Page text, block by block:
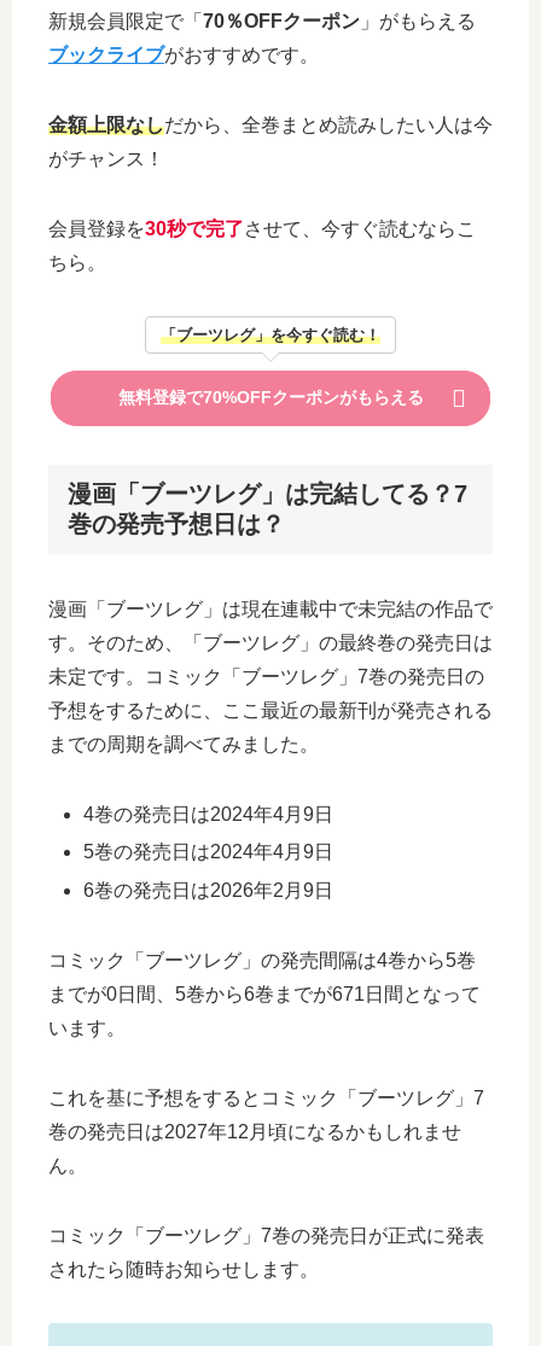
新規会員限定で「 70％OFFクーポン 」がもらえる
ブックライブがおすすめです。
金額上限なしだから、全巻まとめ読みしたい人は今
がチャンス！
会員登録を30秒で完了させて、今すぐ読むならこ
ちら。
「ブーツレグ」を今すぐ読む！
無料登録で70%OFFクーポンがもらえる
漫画「ブーツレグ」は完結してる？7
巻の発売予想日は？
漫画「ブーツレグ」は現在連載中で未完結の作品で
す。そのため、「ブーツレグ」の最終巻の発売日は
未定です。コミック「ブーツレグ」7巻の発売日の
予想をするために、ここ最近の最新刊が発売される
までの周期を調べてみました。
4巻の発売日は2024年4月9日
5巻の発売日は2024年4月9日
6巻の発売日は2026年2月9日
コミック「ブーツレグ」の発売間隔は4巻から5巻
までが0日間、5巻から6巻までが671日間となって
います。
これを基に予想をするとコミック「ブーツレグ」7
巻の発売日は2027年12月頃になるかもしれませ
ん。
コミック「ブーツレグ」7巻の発売日が正式に発表
されたら随時お知らせします。